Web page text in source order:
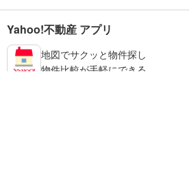
Yahoo!不動産 アプリ
地図でサクッと物件探し
物件比較が手軽にできる